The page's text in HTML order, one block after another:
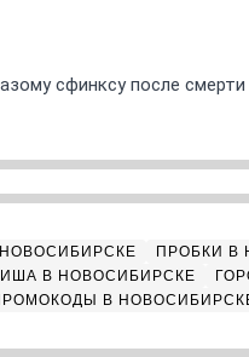
сфинксу после
ПРОБКИ В
В НОВОСИБИРСКЕ
В